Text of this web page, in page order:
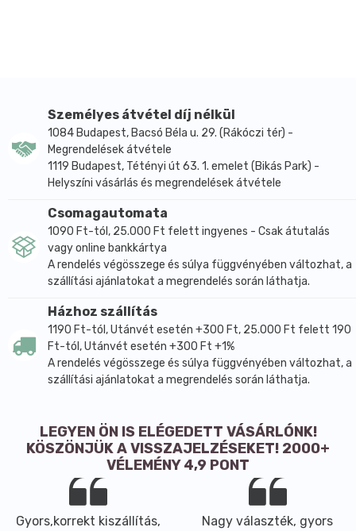
Személyes átvétel díj nélkül
1084 Budapest, Bacsó Béla u. 29. (Rákóczi tér) -
Megrendelések átvétele
1119 Budapest, Tétényi út 63. 1. emelet (Bikás Park) -
Helyszíni vásárlás és megrendelések átvétele
Csomagautomata
1090 Ft-tól, 25.000 Ft felett ingyenes - Csak átutalás
vagy online bankkártya
A rendelés végösszege és súlya függvényében változhat, a
szállítási ajánlatokat a megrendelés során láthatja.
Házhoz szállítás
1190 Ft-tól, Utánvét esetén +300 Ft, 25.000 Ft felett 190
Ft-tól, Utánvét esetén +300 Ft +1%
A rendelés végösszege és súlya függvényében változhat, a
szállítási ajánlatokat a megrendelés során láthatja.
LEGYEN ÖN IS ELÉGEDETT VÁSÁRLÓNK!
KÖSZÖNJÜK A VISSZAJELZÉSEKET! 2000+
VÉLEMÉNY 4,9 PONT
Gyors,korrekt kiszállítás,
Nagy választék, gyors